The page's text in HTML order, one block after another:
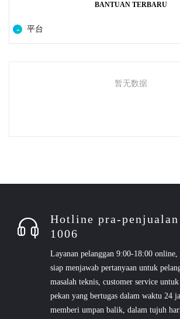
BANTUAN TERBARU
平台
暂无数据
Hotline pra-
1006
Layanan pelanggan 9:00-18:00 online,
siap menjawab pertanyaan untuk
masalah teknis, customer service
pekan yang bertugas dalam waktu 24
memberi umpan balik, dalam tujuh